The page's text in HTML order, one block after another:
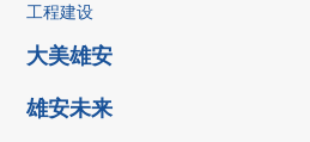
工程建设
大美雄安
雄安未来